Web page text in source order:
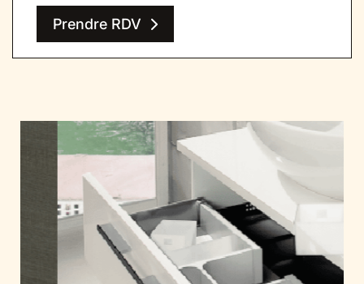
Prendre RDV